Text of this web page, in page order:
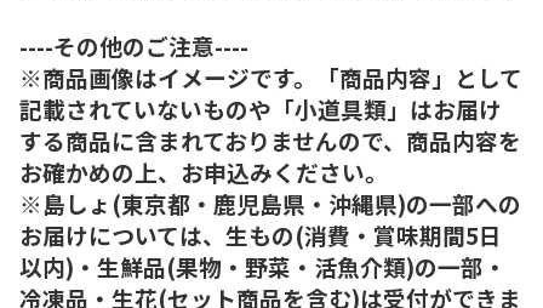
----その他のご注意----
※商品画像はイメージです。「商品内容」として
記載されていないものや「小道具類」はお届け
する商品に含まれておりませんので、商品内容を
お確かめの上、お申込みください。
※島しょ(東京都・鹿児島県・沖縄県)の一部への
お届けについては、生もの(消費・賞味期間5日
以内)・生鮮品(果物・野菜・活魚介類)の一部・
冷凍品・生花(セット商品を含む)は受付ができま